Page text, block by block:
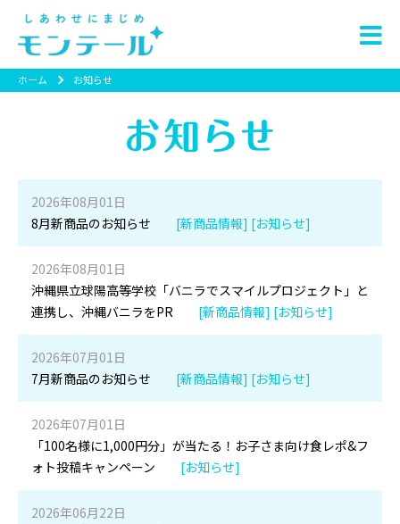
ホーム お知らせ
2026年08月01日
8月新商品のお知らせ
[新商品情報] [お知らせ]
2026年08月01日
沖縄県立球陽高等学校「バニラでスマイルプロジェクト」と
連携し、沖縄バニラをPR
[新商品情報] [お知らせ]
2026年07月01日
7月新商品のお知らせ
[新商品情報] [お知らせ]
2026年07月01日
「100名様に1,000円分」が当たる！お子さま向け食レポ&フ
ォト投稿キャンペーン
[お知らせ]
2026年06月22日